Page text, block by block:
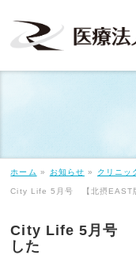
ホーム » お知らせ » クリニッ
City Life 5月号 【北摂EAST
City Life 5月号
した